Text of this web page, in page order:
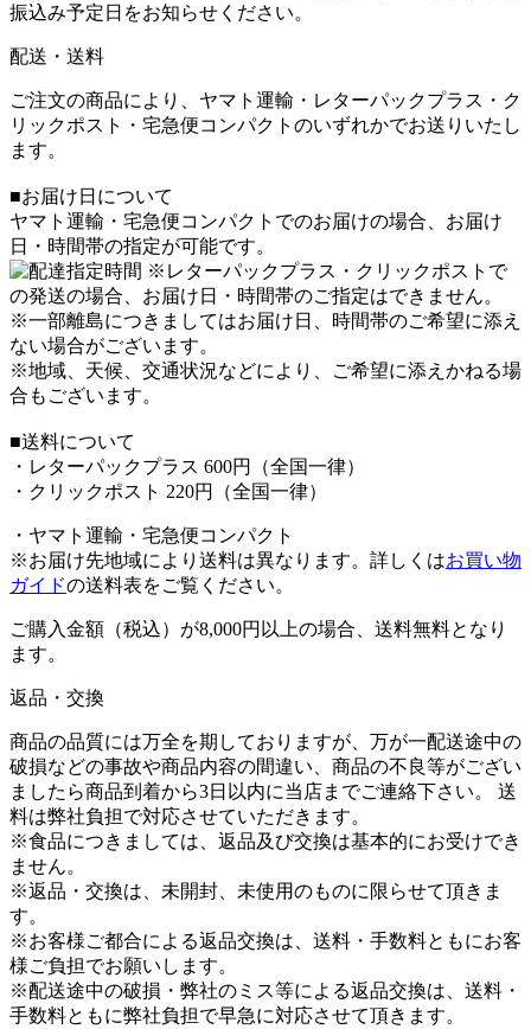
振込み予定日をお知らせください。
配送・送料
ご注文の商品により、ヤマト運輸・レターパックプラス・ク
リックポスト・宅急便コンパクトのいずれかでお送りいたし
ます。
■お届け日について
ヤマト運輸・宅急便コンパクトでのお届けの場合、お届け
日・時間帯の指定が可能です。
※レターパックプラス・クリックポストで
の発送の場合、お届け日・時間帯のご指定はできません。
※一部離島につきましてはお届け日、時間帯のご希望に添え
ない場合がございます。
※地域、天候、交通状況などにより、ご希望に添えかねる場
合もございます。
■送料について
・レターパックプラス 600円（全国一律）
・クリックポスト 220円（全国一律）
・ヤマト運輸・宅急便コンパクト
※お届け先地域により送料は異なります。 詳しくはお買い物
ガイドの送料表をご覧ください。
ご購入金額（税込）が8,000円以上の場合、送料無料となり
ます。
返品・交換
商品の品質には万全を期しておりますが、万が一配送途中の
破損などの事故や商品内容の間違い、商品の不良等がござい
ましたら商品到着から3日以内に当店までご連絡下さい。 送
料は弊社負担で対応させていただきます。
※食品につきましては、返品及び交換は基本的にお受けでき
ません。
※返品・交換は、未開封、未使用のものに限らせて頂きま
す。
※お客様ご都合による返品交換は、送料・手数料ともにお客
様ご負担でお願いします。
※配送途中の破損・弊社のミス等による返品交換は、送料・
手数料ともに弊社負担で早急に対応させて頂きます。